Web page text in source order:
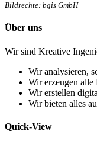
Bildrechte: bgis GmbH
Über uns
Wir sind Kreative
Wir analysieren,
Wir erzeugen
Wir erstellen
Wir bieten alles
Quick-View